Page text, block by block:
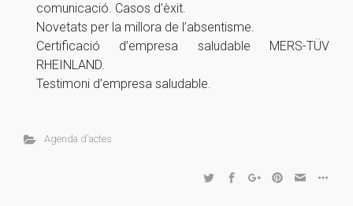
comunicació. Casos d’èxit.
Novetats per la millora de l’absentisme.
Certificació d’empresa saludable MERS-TÜV
RHEINLAND.
Testimoni d’empresa saludable.
Agenda d'actes